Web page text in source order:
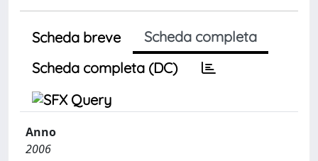
Scheda breve
Scheda completa
Scheda completa (DC)
Anno
2006